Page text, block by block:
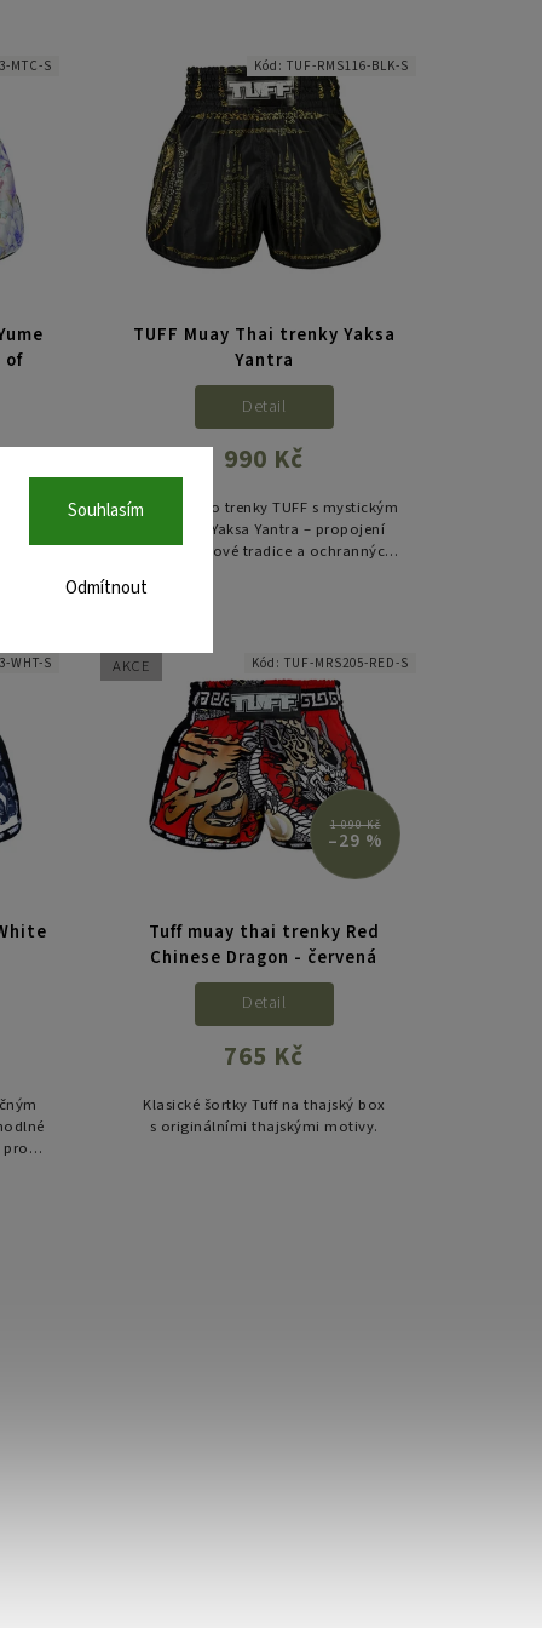
Odmítnout
Souhlasím
of
MTC-S
TUFF Muay Thai trenky Yaksa
Yantra
990 Kč
Detail
Stylové retro trenky TUFF s mystickým
motivem Yaksa Yantra – propojení
thajské bojové tradice a ochranných
Kód:TUF-RMS116-BLK-S
pro
WHT-S AKCE
1 090 Kč
–29 %
Tuff muay thai trenky Red
Chinese Dragon - červená
765 Kč
Detail
Klasické šortky Tuff na thajský box
s originálními thajskými motivy.
Kód:TUF-MRS205-RED-S